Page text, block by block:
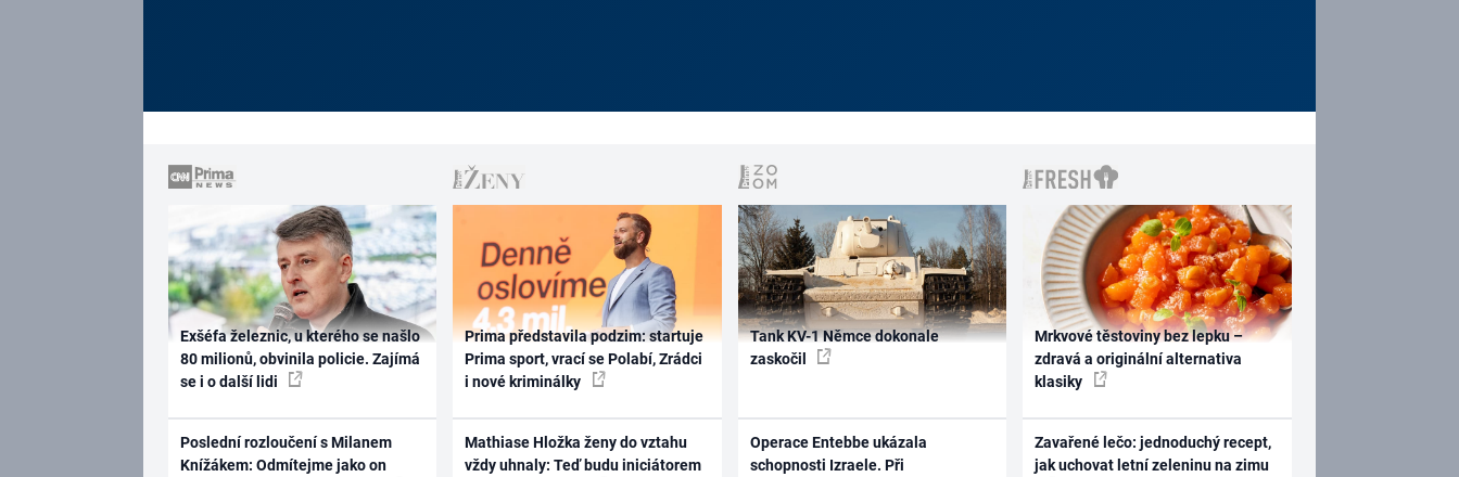
Exšéfa železnic, u kterého se našlo
80 milionů, obvinila policie. Zajímá
se i o další lidi
Poslední rozloučení s Milanem
Knížákem: Odmítejme jako on
Prima představila podzim: startuje
Prima sport, vrací se Polabí, Zrádci
i nové kriminálky
Mathiase Hložka ženy do vztahu
vždy uhnaly: Teď budu iniciátorem
Tank KV-1 Němce dokonale
zaskočil
Operace Entebbe ukázala
schopnosti Izraele. Při
Mrkvové těstoviny bez lepku –
zdravá a originální alternativa
klasiky
Zavařené lečo: jednoduchý recept,
jak uchovat letní zeleninu na zimu